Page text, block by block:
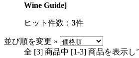
Wine Guide]
ヒット件数： 3件
並び順を変更 »
全 [3] 商品中 [1-3] 商品を表示し